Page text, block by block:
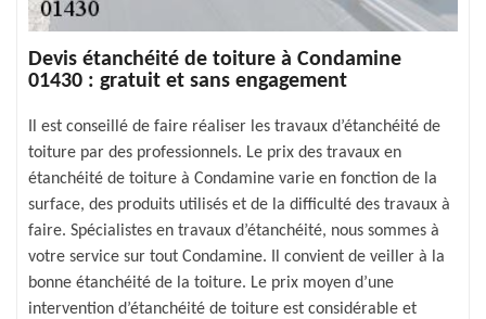
Devis étanchéité de toiture à Condamine
01430 : gratuit et sans engagement
Il est conseillé de faire réaliser les travaux d’étanchéité de
toiture par des professionnels. Le prix des travaux en
étanchéité de toiture à Condamine varie en fonction de la
surface, des produits utilisés et de la difficulté des travaux à
faire. Spécialistes en travaux d’étanchéité, nous sommes à
votre service sur tout Condamine. Il convient de veiller à la
bonne étanchéité de la toiture. Le prix moyen d’une
intervention d’étanchéité de toiture est considérable et